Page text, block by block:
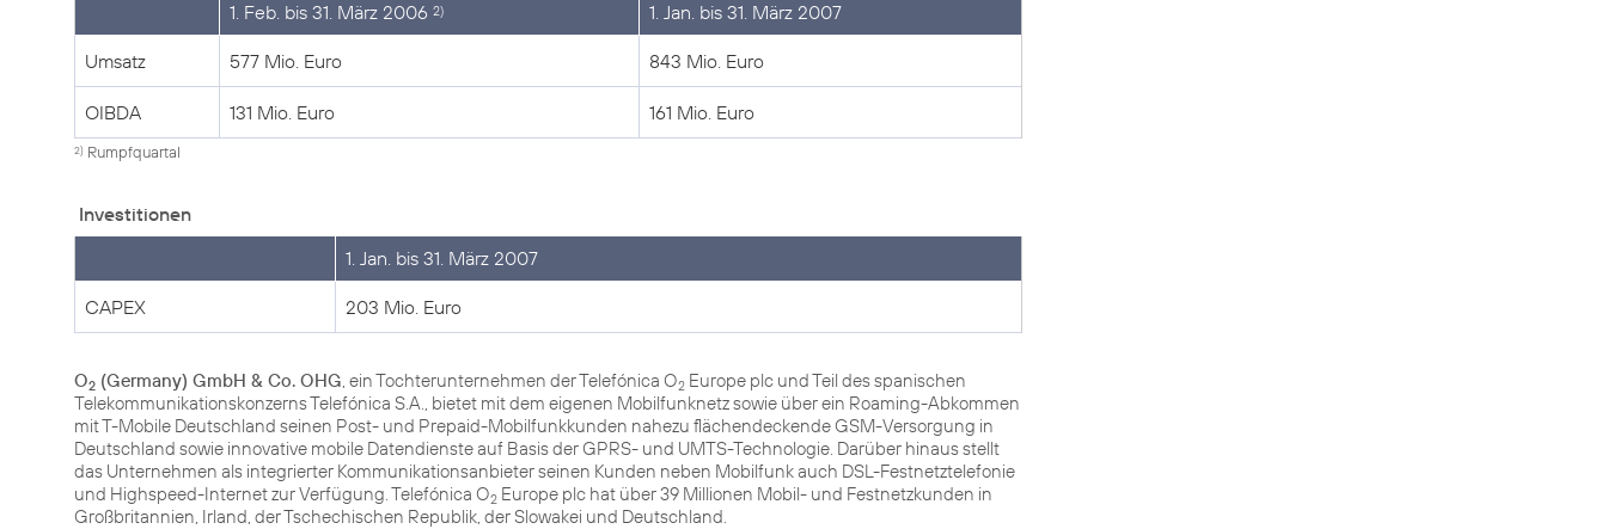
1. Feb. bis 31. März 2006 2) 1. Jan. bis 31. März 2007
Umsatz 577 Mio. Euro 843 Mio. Euro
OIBDA 131 Mio. Euro 161 Mio. Euro
2) Rumpfquartal
Investitionen
1. Jan. bis 31. März 2007
CAPEX 203 Mio. Euro
O2 (Germany) GmbH & Co. OHG, ein Tochterunternehmen der Telefónica O2 Europe plc und Teil des spanischen
Telekommunikationskonzerns Telefónica S.A., bietet mit dem eigenen Mobilfunknetz sowie über ein Roaming-Abkommen
mit T-Mobile Deutschland seinen Post- und Prepaid-Mobilfunkkunden nahezu flächendeckende GSM-Versorgung in
Deutschland sowie innovative mobile Datendienste auf Basis der GPRS- und UMTS-Technologie. Darüber hinaus stellt
das Unternehmen als integrierter Kommunikationsanbieter seinen Kunden neben Mobilfunk auch DSL-Festnetztelefonie
und Highspeed-Internet zur Verfügung. Telefónica O2 Europe plc hat über 39 Millionen Mobil- und Festnetzkunden in
Großbritannien, Irland, der Tschechischen Republik, der Slowakei und Deutschland.